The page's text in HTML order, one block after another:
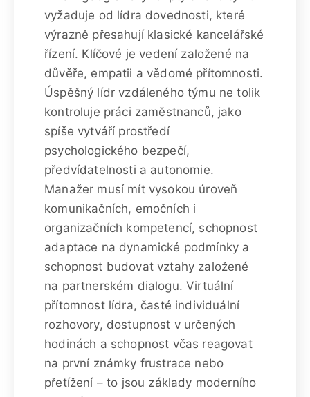
vyžaduje od lídra dovednosti, které
výrazně přesahují klasické kancelářské
řízení. Klíčové je vedení založené na
důvěře, empatii a vědomé přítomnosti.
Úspěšný lídr vzdáleného týmu ne tolik
kontroluje práci zaměstnanců, jako
spíše vytváří prostředí
psychologického bezpečí,
předvídatelnosti a autonomie.
Manažer musí mít vysokou úroveň
komunikačních, emočních i
organizačních kompetencí, schopnost
adaptace na dynamické podmínky a
schopnost budovat vztahy založené
na partnerském dialogu. Virtuální
přítomnost lídra, časté individuální
rozhovory, dostupnost v určených
hodinách a schopnost včas reagovat
na první známky frustrace nebo
přetížení – to jsou základy moderního